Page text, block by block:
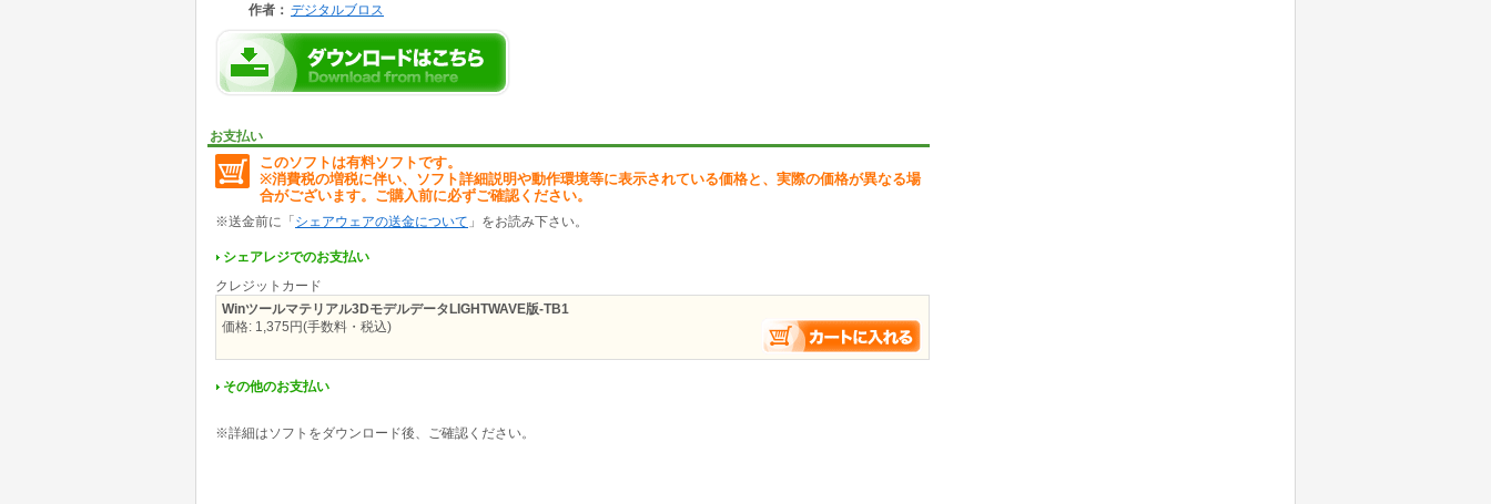
作者： デジタルブロス
お支払い
このソフトは有料ソフトです。
※消費税の増税に伴い、ソフト詳細説明や動作環境等に表示されている価格と、実際の価格が異なる場
合がございます。ご購入前に必ずご確認ください。
※送金前に「 シェアウェアの送金について 」をお読み下さい。
シェアレジでのお支払い
クレジットカード
Winツールマテリアル3DモデルデータLIGHTWAVE版-TB1
価格: 1,375円(手数料・税込)
その他のお支払い
※詳細はソフトをダウンロード後、ご確認ください。